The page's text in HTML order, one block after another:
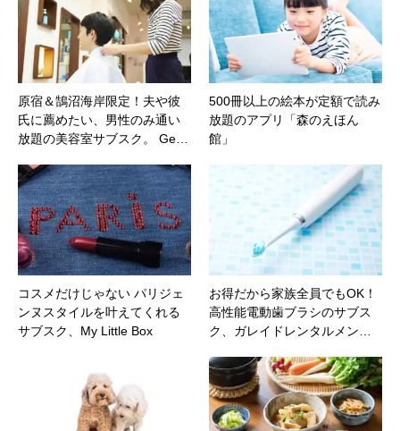
原宿＆鵠沼海岸限定！夫や彼
氏に薦めたい、男性のみ通い
放題の美容室サブスク。 Ge…
500冊以上の絵本が定額で読み
放題のアプリ「森のえほん
館」
コスメだけじゃない パリジェ
ンヌスタイルを叶えてくれる
サブスク、My Little Box
お得だから家族全員でもOK！
高性能電動歯ブラシのサブス
ク、ガレイドレンタルメン…